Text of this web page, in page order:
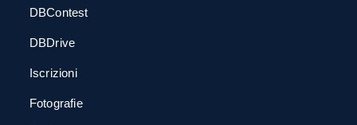
DBContest
DBDrive
Iscrizioni
Fotografie